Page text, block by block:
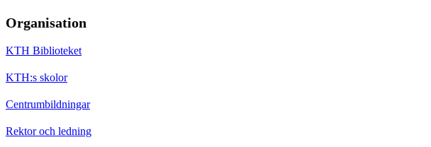
Organisation
KTH Biblioteket
KTH:s skolor
Centrumbildningar
Rektor och ledning